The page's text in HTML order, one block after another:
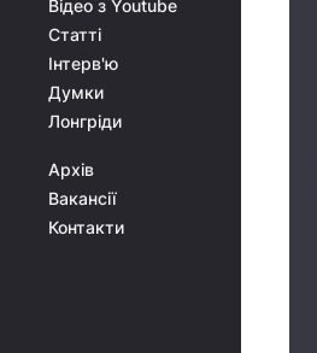
Відео з Youtube
Статті
Інтерв'ю
Думки
Лонгріди
Архів
Вакансії
Контакти